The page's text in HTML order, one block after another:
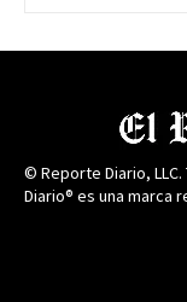
© Reporte Diario,
Diario® es una marca